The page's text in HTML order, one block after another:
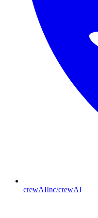
crewAIInc/crewAI